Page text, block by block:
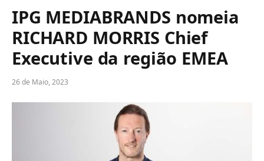
IPG MEDIABRANDS nomeia
RICHARD MORRIS Chief
Executive da região EMEA
26 de Maio, 2023